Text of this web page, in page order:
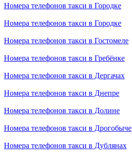
Номера телефонов такси в Городке
Номера телефонов такси в Городке
Номера телефонов такси в Гостомеле
Номера телефонов такси в Гребёнке
Номера телефонов такси в Дергачах
Номера телефонов такси в Днепре
Номера телефонов такси в Долине
Номера телефонов такси в Дрогобыче
Номера телефонов такси в Дублянах